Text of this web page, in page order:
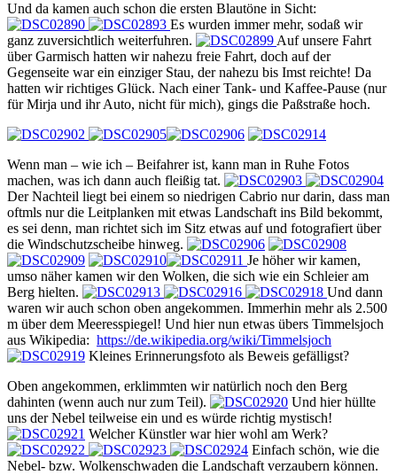
Und da kamen auch schon die ersten Blautöne in Sicht:
Es wurden immer mehr, sodaß wir
ganz zuversichtlich weiterfuhren.
Auf unsere Fahrt
über Garmisch hatten wir nahezu freie Fahrt, doch auf der
Gegenseite war ein einziger Stau, der nahezu bis Imst reichte! Da
hatten wir richtiges Glück. Nach einer Tank- und Kaffee-Pause (nur
für Mirja und ihr Auto, nicht für mich), gings die Paßstraße hoch.
Wenn man – wie ich – Beifahrer ist, kann man in Ruhe Fotos
machen, was ich dann auch fleißig tat.
Der Nachteil liegt bei einem so niedrigen Cabrio nur darin, dass man
oftmls nur die Leitplanken mit etwas Landschaft ins Bild bekommt,
es sei denn, man richtet sich im Sitz etwas auf und fotografiert über
die Windschutzscheibe hinweg.
Je höher wir kamen,
umso näher kamen wir den Wolken, die sich wie ein Schleier am
Berg hielten.
Und dann
waren wir auch schon oben angekommen. Immerhin mehr als 2.500
m über dem Meeresspiegel! Und hier nun etwas übers Timmelsjoch
aus Wikipedia: https://de.wikipedia.org/wiki/Timmelsjoch
Kleines Erinnerungsfoto als Beweis gefälligst?
Oben angekommen, erklimmten wir natürlich noch den Berg
dahinten (wenn auch nur zum Teil).
Und hier hüllte
uns der Nebel teilweise ein und es würde richtig mystisch!
Welcher Künstler war hier wohl am Werk?
Einfach schön, wie die
Nebel- bzw. Wolkenschwaden die Landschaft verzaubern können.